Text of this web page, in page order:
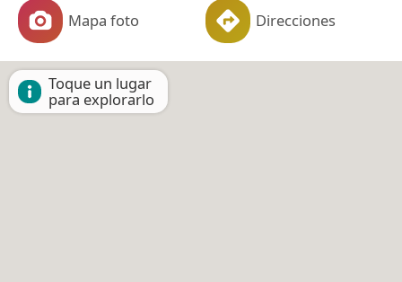
Mapa foto Direcciones
Toque un lugar
para explorarlo